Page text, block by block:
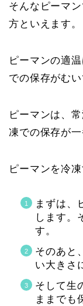
そんなピーマ
方といえます。
ピーマンの適
での保存がむい
ピーマンは、
凍での保存が
ピーマンを冷凍
まずは、
します。
す。
そのあと
い大きさ
そして生
ままでも